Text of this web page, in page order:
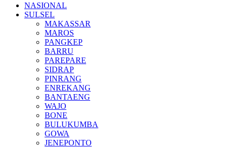
NASIONAL
SULSEL
MAKASSAR
MAROS
PANGKEP
BARRU
PAREPARE
SIDRAP
PINRANG
ENREKANG
BANTAENG
WAJO
BONE
BULUKUMBA
GOWA
JENEPONTO